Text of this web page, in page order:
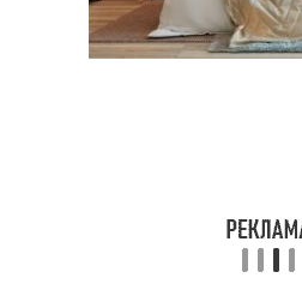
Изделия для спальни